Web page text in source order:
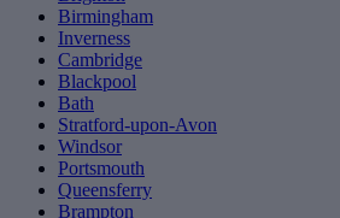
Birmingham
Inverness
Cambridge
Blackpool
Bath
Stratford-upon-Avon
Windsor
Portsmouth
Queensferry
Brampton